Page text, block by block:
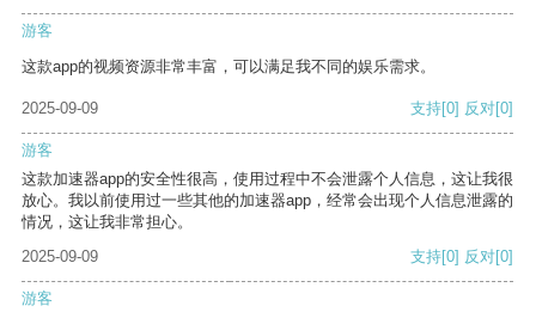
游客
这款app的视频资源非常丰富，可以满足我不同的娱乐需求。
2025-09-09 支持[0] 反对[0]
游客
这款加速器app的安全性很高，使用过程中不会泄露个人信息，这让我很
放心。我以前使用过一些其他的加速器app，经常会出现个人信息泄露的
情况，这让我非常担心。
2025-09-09
支持[0] 反对[0]
游客